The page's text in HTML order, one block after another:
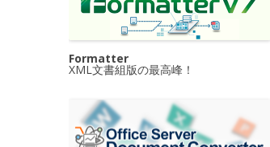
Formatter
XML文書組版の最高峰！